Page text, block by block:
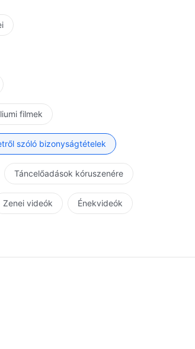
filmek
szóló bizonyságtételek
Táncelőadások kóruszenére
Zenei videók Énekvideók